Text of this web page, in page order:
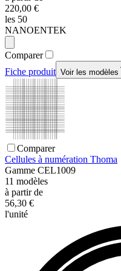
220,00 €
les 50
NANOENTEK
Comparer
Fiche produit Voir les modèles
Comparer
Cellules à numération Thoma
Gamme CEL1009
11 modèles
à partir de
56,30 €
l'unité